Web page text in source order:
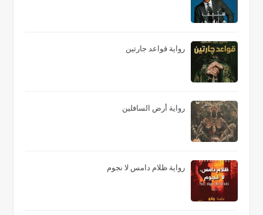
رواية قواعد جارتين
رواية أرض السافلين
رواية ظلام دامس لا نجوم